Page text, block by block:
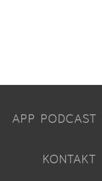
APP PODCAST
KONTAKT